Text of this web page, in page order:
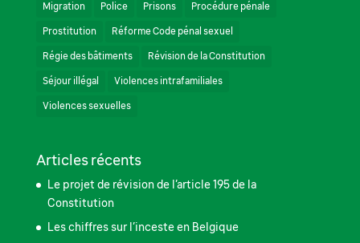
Migration Police Prisons Procédure pénale
Prostitution Réforme Code pénal sexuel
Régie des bâtiments Révision de la Constitution
Séjour illégal Violences intrafamiliales
Violences sexuelles
Articles récents
Le projet de révision de l’article 195 de la
Constitution
Les chiffres sur l’inceste en Belgique